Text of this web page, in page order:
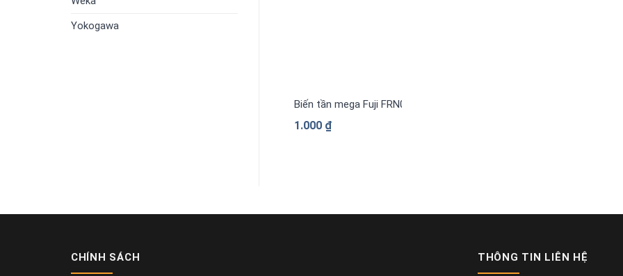
Yokogawa
Biến tần mega Fuji FRN0840G2S-4G 3 pha 380 V
1.000 ₫
CHÍNH SÁCH THÔNG TIN LIÊN HỆ